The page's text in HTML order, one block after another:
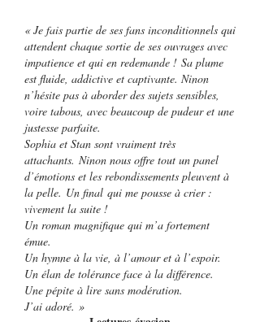
« Je fais partie de ses fans inconditionnels qui
attendent chaque sortie de ses ouvrages avec
impatience et qui en redemande ! Sa plume
est fluide, addictive et captivante. Ninon
n’hésite pas à aborder des sujets sensibles,
voire tabous, avec beaucoup de pudeur et une
justesse parfaite.
Sophia et Stan sont vraiment très
attachants. Ninon nous offre tout un panel
d’émotions et les rebondissements pleuvent à
la pelle. Un final qui me pousse à crier :
vivement la suite !
Un roman magnifique qui m’a fortement
émue.
Un hymne à la vie, à l’amour et à l’espoir.
Un élan de tolérance face à la différence.
Une pépite à lire sans modération.
J’ai adoré. »